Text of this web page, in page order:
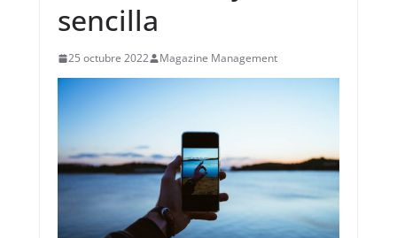
sencilla
25 octubre 2022 Magazine Management